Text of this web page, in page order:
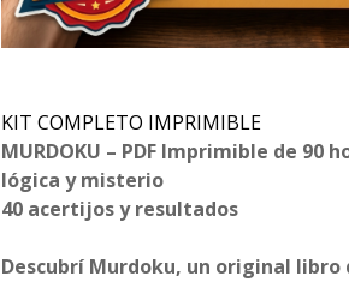
KIT COMPLETO IMPRIMIBLE
MURDOKU – PDF Imprimible de 90
lógica y misterio
40 acertijos y resultados
Descubrí Murdoku, un original libro